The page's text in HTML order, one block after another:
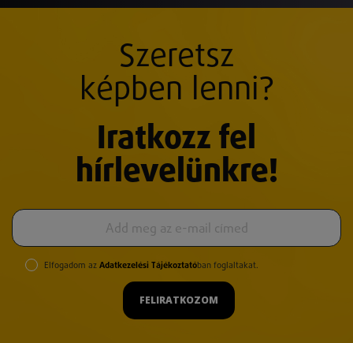
Szeretsz
képben lenni?
Iratkozz fel
hírlevelünkre!
Elfogadom az Adatkezelési Tájékoztatóban foglaltakat.
FELIRATKOZOM